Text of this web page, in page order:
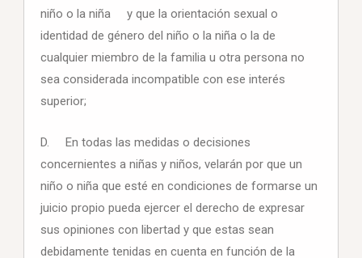
niño o la niña y que la orientación sexual o
identidad de género del niño o la niña o la de
cualquier miembro de la familia u otra persona no
sea considerada incompatible con ese interés
superior;
D. En todas las medidas o decisiones
concernientes a niñas y niños, velarán por que un
niño o niña que esté en condiciones de formarse un
juicio propio pueda ejercer el derecho de expresar
sus opiniones con libertad y que estas sean
debidamente tenidas en cuenta en función de la